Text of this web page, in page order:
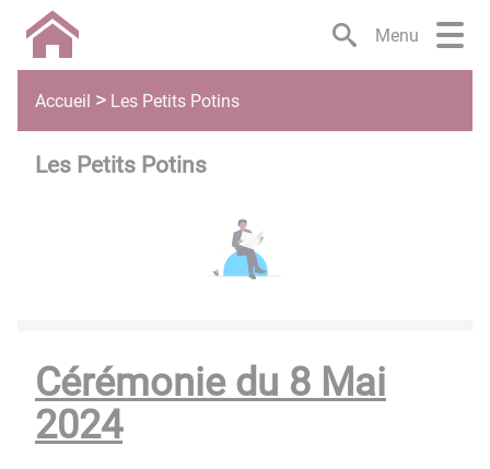
Lien
d'accès
rapide
menu
Lien
d'accès
rapide
contenu
principal
Lien
d'accès
rapide
recherche
Lien
d'accès
rapide
pied
de
page
Menu
Accueil Les Petits Potins
Les Petits Potins
Cérémonie du 8 Mai
2024
Panneau de gestion des cookies